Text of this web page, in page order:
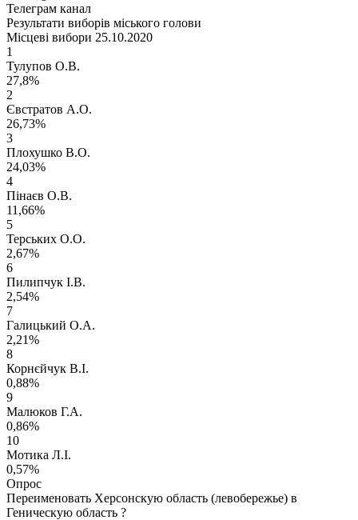
Телеграм канал
Результати виборів міського голови
Місцеві вибори 25.10.2020
1
Тулупов О.В.
27,8%
2
Євстратов А.О.
26,73%
3
Плохушко В.О.
24,03%
4
Пінаєв О.В.
11,66%
5
Терських О.О.
2,67%
6
Пилипчук І.В.
2,54%
7
Галицький О.А.
2,21%
8
Корнєйчук В.І.
0,88%
9
Малюков Г.А.
0,86%
10
Мотика Л.І.
0,57%
Опрос
Переименовать Херсонскую область (левобережье) в
Геническую область ?